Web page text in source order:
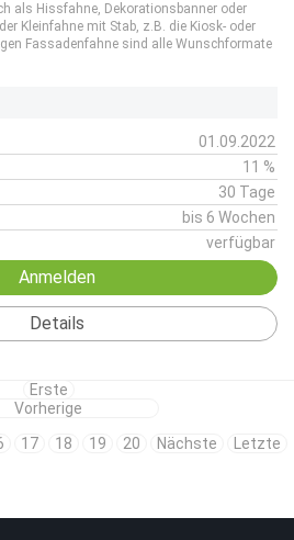
als Hissfahne, Dekorationsbanner oder
Kleinfahne mit Stab, z.B. die Kiosk- oder
Fassadenfahne sind alle Wunschformate
01.09.2022
11 %
30 Tage
bis 6 Wochen
verfügbar
Anmelden
Details
Erste
Vorherige
17 18 19 20 Nächste Letzte